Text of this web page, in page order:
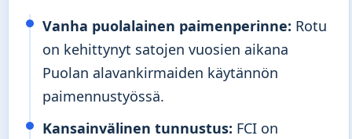
Vanha puolalainen paimenperinne: Rotu
on kehittynyt satojen vuosien aikana
Puolan alavankirmaiden käytännön
paimennustyössä.
Kansainvälinen tunnustus: FCI on